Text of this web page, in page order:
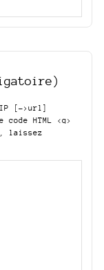
[->url]
HTML <q>
laissez